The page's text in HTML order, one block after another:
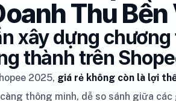
Thu
xây dựng
thành trên
2025, giá rẻ không còn là lợi
thông minh, dễ so sánh giữa các